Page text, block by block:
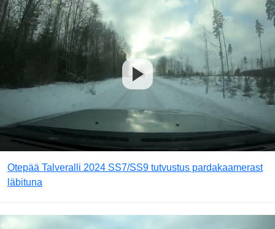
Otepää Talveralli 2024 SS7/SS9 tutvustus pardakaamerast
läbituna